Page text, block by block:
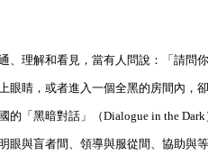
、理解和看見，當有人問說：「請問
眼睛，或者進入一個全黑的房間內，
的「黑暗對話」（Dialogue in the
眼與盲者間、領導與服從間、協助與